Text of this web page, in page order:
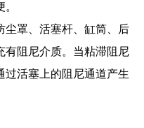
尘罩、活塞杆、缸筒、后
有阻尼介质。当粘滞阻尼
过活塞上的阻尼通道产生